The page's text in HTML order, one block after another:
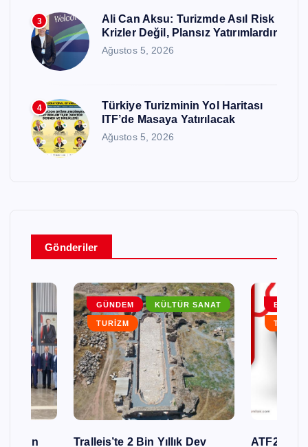
3
Ali Can Aksu: Turizmde Asıl Risk
Krizler Değil, Plansız Yatırımlardır
Ağustos 5, 2026
4
Türkiye Turizminin Yol Haritası
ITF’de Masaya Yatırılacak
Ağustos 5, 2026
Gönderiler
İçin
GÜNDEM KÜLTÜR SANAT
TURIZM
Tralleis’te 2 Bin Yıllık Dev
TURIZM
ATF26’da